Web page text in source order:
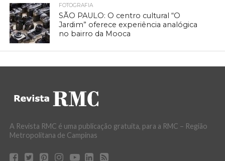
FOTOGRAFIA
SÃO PAULO: O centro cultural “O
Jardim” oferece experiência analógica
no bairro da Mooca
A Revista RMC é uma publicação gratuita, para a RMC – Região
Metropolitana de Campinas